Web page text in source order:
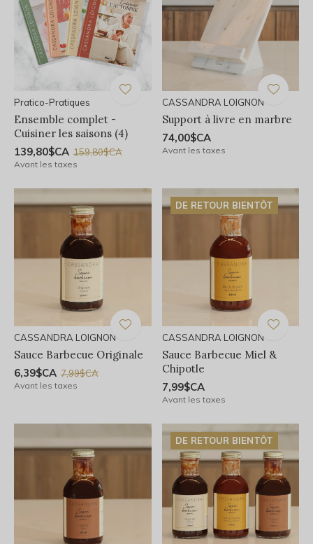
Pratico-Pratiques
Ensemble complet -
Cuisiner les saisons (4)
139,80$CA 159,80$CA
Avant les taxes
CASSANDRA LOIGNON
Support à livre en marbre
74,00$CA
Avant les taxes
CASSANDRA LOIGNON
Sauce Barbecue Originale
6,39$CA 7,99$CA
Avant les taxes
DE RETOUR BIENTÔT
CASSANDRA LOIGNON
Sauce Barbecue Miel &
Chipotle
7,99$CA
Avant les taxes
DE RETOUR BIENTÔT